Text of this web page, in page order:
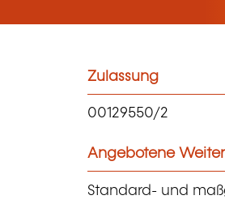
Zulassung
00129550/2
Angebotene
Standard- und